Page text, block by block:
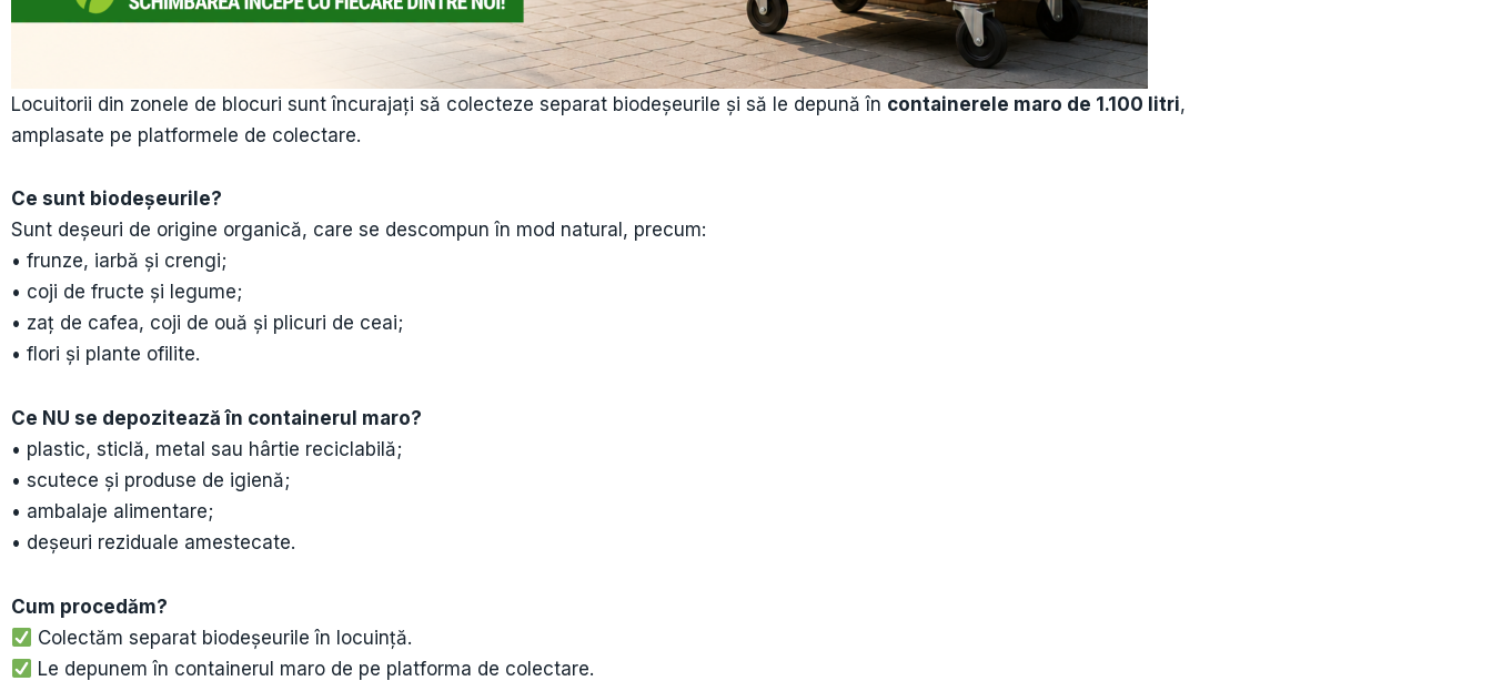
Locuitorii din zonele de blocuri sunt încurajați să colecteze separat biodeșeurile și să le depună în containerele maro de 1.100 litri,
amplasate pe platformele de colectare.
Ce sunt biodeșeurile?
Sunt deșeuri de origine organică, care se descompun în mod natural, precum:
• frunze, iarbă și crengi;
• coji de fructe și legume;
• zaț de cafea, coji de ouă și plicuri de ceai;
• flori și plante ofilite.
Ce NU se depozitează în containerul maro?
• plastic, sticlă, metal sau hârtie reciclabilă;
• scutece și produse de igienă;
• ambalaje alimentare;
• deșeuri reziduale amestecate.
Cum procedăm?
Colectăm separat biodeșeurile în locuință.
Le depunem în containerul maro de pe platforma de colectare.